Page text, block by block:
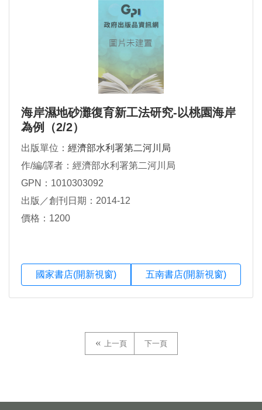
海岸濕地砂灘復育新工法研究-以桃園海岸
為例（2/2）
出版單位： 經濟部水利署第二河川局
作/編/譯者：經濟部水利署第二河川局
GPN：1010303092
出版／創刊日期：2014-12
價格：1200
國家書店(開新視窗) 五南書店(開新視窗)
上一頁 下一頁